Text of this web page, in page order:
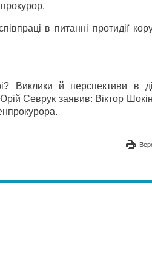
в питанні протидії
Виклики й перспективи в
Севрук заявив: Віктор